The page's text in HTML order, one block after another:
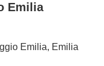
Emilia
Emilia, Emilia